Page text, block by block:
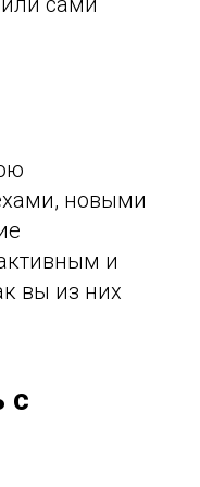
новыми
и
вы из них
с